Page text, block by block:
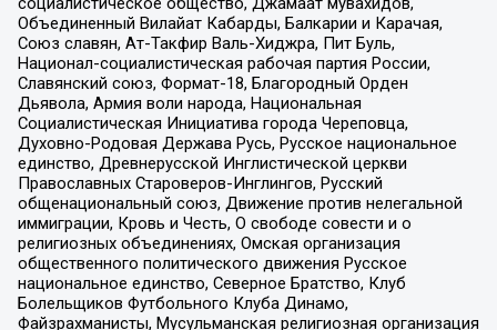
Объединенный Вилайат Кабарды, Балкарии и Карачая,
Союз славян, Ат-Такфир Валь-Хиджра, Пит Буль,
Национал-социалистическая рабочая партия России,
Славянский союз, Формат-18, Благородный Орден
Дьявола, Армия воли народа, Национальная
Социалистическая Инициатива города Череповца,
Духовно-Родовая Держава Русь, Русское национальное
единство, Древнерусской Инглистической церкви
Православных Староверов-Инглингов, Русский
общенациональный союз, Движение против нелегальной
иммиграции, Кровь и Честь, О свободе совести и о
религиозных объединениях, Омская организация
общественного политического движения Русское
национальное единство, Северное Братство, Клуб
Болельщиков Футбольного Клуба Динамо,
Файзрахманисты, Мусульманская религиозная организация